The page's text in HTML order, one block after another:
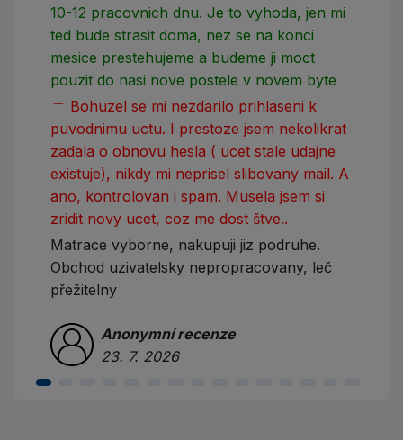
10-12 pracovnich dnu. Je to vyhoda, jen mi
ted bude strasit doma, nez se na konci
mesice prestehujeme a budeme ji moct
pouzit do nasi nove postele v novem byte
remove Bohuzel se mi nezdarilo prihlaseni k
puvodnimu uctu. I prestoze jsem nekolikrat
zadala o obnovu hesla ( ucet stale udajne
existuje), nikdy mi neprisel slibovany mail. A
ano, kontrolovan i spam. Musela jsem si
zridit novy ucet, coz me dost štve..
Matrace vyborne, nakupuji jiz podruhe.
Obchod uzivatelsky nepropracovany, leč
přežitelny
Anonymní recenze
23. 7. 2026